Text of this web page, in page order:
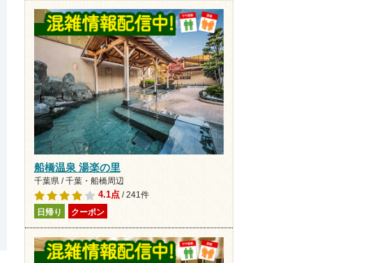
船橋温泉 湯楽の里
千葉県 / 千葉・船橋周辺
4.1点/ 241件
日帰り クーポン